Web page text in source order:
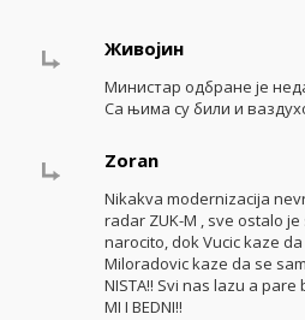
Живојин
Министар одбране је
Са њима су били и
Zoran
Nikakva modernizacija
radar ZUK-M , sve ostalo
narocito, dok Vucic kaze
Miloradovic kaze da se
NISTA!! Svi nas lazu a pare
MI I BEDNI!!